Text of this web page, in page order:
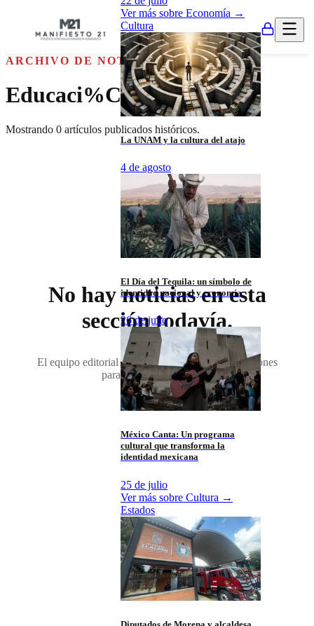
Ver más sobre Economía →
Cultura
La UNAM y la cultura del atajo
4 de agosto
El Día del Tequila: un símbolo de
identidad nacional y economía
26 de julio
México Canta: Un programa
cultural que transforma la
identidad mexicana
25 de julio
Ver más sobre Cultura →
Estados
ARCHIVO DE NOTICIAS
Educaci%C3%B3n
Mostrando 0 artículos publicados históricos.
No hay noticias en esta
sección todavía.
El equipo editorial aún no ha transferido publicaciones
paraEducaci%C3%B3n.